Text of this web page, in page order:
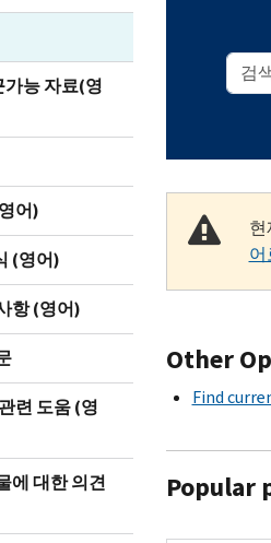
능 자료(영
어)
(영어)
항 (영어)
련 도움 (영
에 대한 의견
Other
Find
Popular